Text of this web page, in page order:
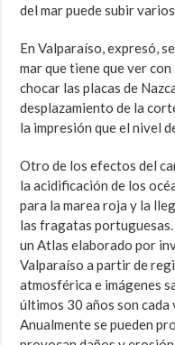
del mar puede subir
En Valparaíso, expresó,
mar que tiene que ver
chocar las placas de
desplazamiento de la
la impresión que el nivel
Otro de los efectos del
la acidificación de los
para la marea roja y la
las fragatas portuguesas.
un Atlas elaborado por
Valparaíso a partir de
atmosférica e imágenes
últimos 30 años son cada
Anualmente se pueden